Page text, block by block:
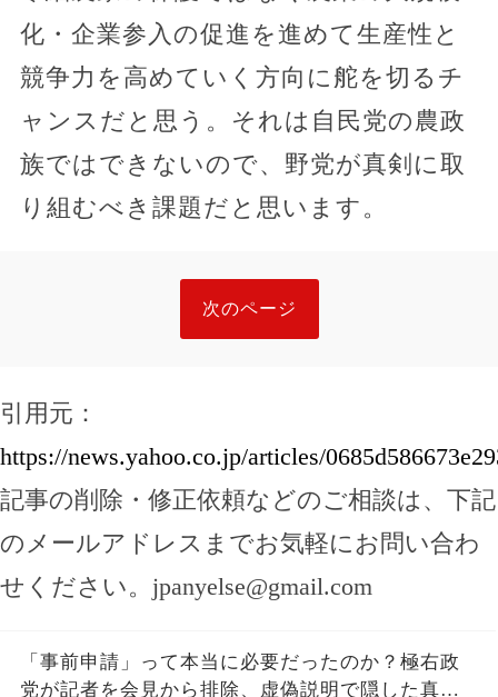
化・企業参入の促進を進めて生産性と
競争力を高めていく方向に舵を切るチ
ャンスだと思う。それは自民党の農政
族ではできないので、野党が真剣に取
り組むべき課題だと思います。
次のページ
引用元：
https://news.yahoo.co.jp/articles/
記事の削除・修正依頼などのご相談は、下記
のメールアドレスまでお気軽にお問い合わ
せください。 jpanyelse@gmail.com
「事前申請」って本当に必要だったのか？極右政
党が記者を会見から排除、虚偽説明で隠した真実